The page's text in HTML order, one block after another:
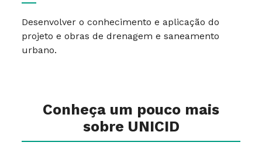
Desenvolver o conhecimento e aplicação do
projeto e obras de drenagem e saneamento
urbano.
Conheça um pouco mais
sobre UNICID